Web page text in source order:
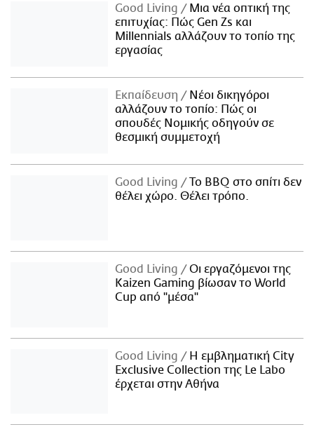
Good Living
Μια νέα οπτική της
επιτυχίας: Πώς Gen Zs και
Millennials αλλάζουν το τοπίο της
εργασίας
Εκπαίδευση
Νέοι δικηγόροι
αλλάζουν το τοπίο: Πώς οι
σπουδές Νομικής οδηγούν σε
θεσμική συμμετοχή
Good Living
Το BBQ στο σπίτι δεν
θέλει χώρο. Θέλει τρόπο.
Good Living
Οι εργαζόμενοι της
Kaizen Gaming βίωσαν το World
Cup από "μέσα"
Good Living
Η εμβληματική City
Exclusive Collection της Le Labo
έρχεται στην Αθήνα